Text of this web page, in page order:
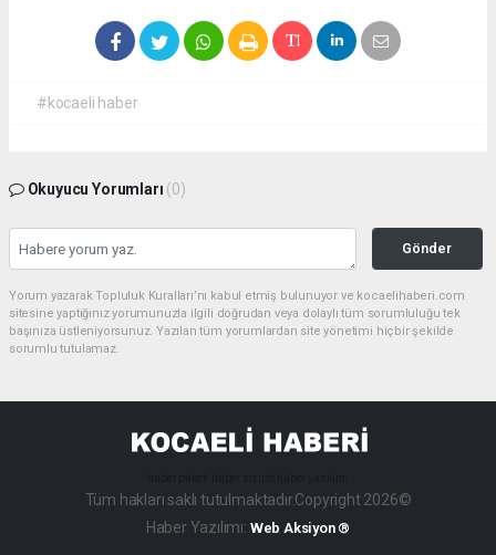
#kocaeli haber
Okuyucu Yorumları (0)
Gönder
Yorum yazarak Topluluk Kuralları’nı kabul etmiş bulunuyor ve kocaelihaberi.com
sitesine yaptığınız yorumunuzla ilgili doğrudan veya dolaylı tüm sorumluluğu tek
başınıza üstleniyorsunuz. Yazılan tüm yorumlardan site yönetimi hiçbir şekilde
sorumlu tutulamaz.
Tüm hakları saklı tutulmaktadır.Copyright 2026©
Haber Yazılımı: Web Aksiyon ®